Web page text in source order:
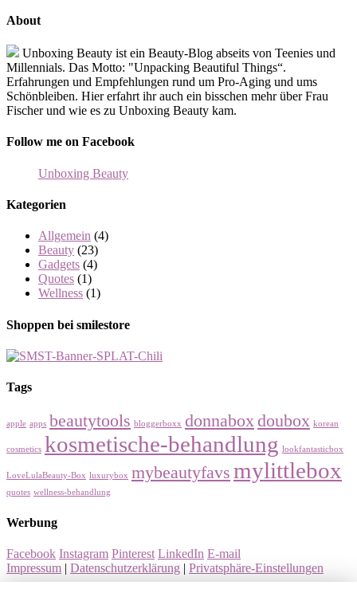
About
Unboxing Beauty ist ein Beauty-Blog abseits von Teenies und
Millennials. Das Motto: "Unpacking Beautiful Things“.
Erfahrungen und Empfehlungen rund um Pro-Aging und ums
Schönbleiben. Hier erfahrt ihr auch ein bisschen mehr über Frau
Fischer und wie es zu Unboxing Beauty kam.
Follow me on Facebook
Unboxing Beauty
Kategorien
Allgemein (4)
Beauty (23)
Gadgets (4)
Quotes (1)
Wellness (1)
Shoppen bei smilestore
Tags
apple apps beautytools bloggerboxx donnaboxdoubox korean
cosmetics kosmetische-behandlung lookfantasticbox
LoveLulaBeauty-Box luxurybox mybeautyfavs mylittlebox
quotes wellness-behandlung
Werbung
Facebook Instagram Pinterest LinkedIn E-mail
Impressum | Datenschutzerklärung | Privatsphäre-Einstellungen